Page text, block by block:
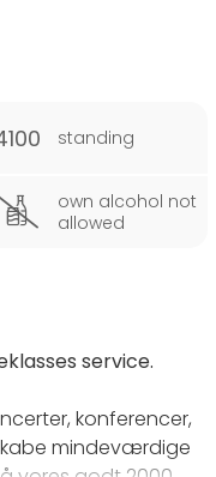
standing
own alcohol not
allowed
service.
konferencer,
mindeværdige